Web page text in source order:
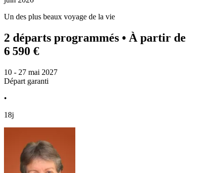
Un des plus beaux voyage de la vie
2 départs programmés • À partir de
6 590 €
10 - 27 mai 2027
Départ garanti
•
18j